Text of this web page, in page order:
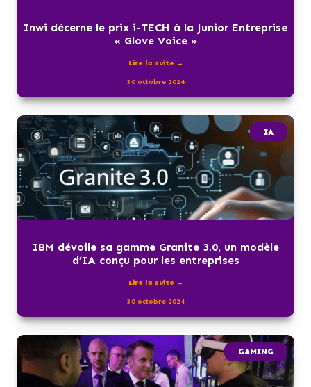
Inwi décerne le prix i-TECH à la Junior Entreprise
« Glove Voice »
Lire la suite →
30 octobre 2024
IA
IBM dévoile sa gamme Granite 3.0, un modèle
d’IA conçu pour les entreprises
Lire la suite →
30 octobre 2024
GAMING